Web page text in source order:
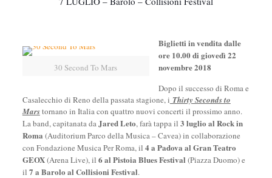
30 Second To Mars
Biglietti in vendita dalle
ore 10.00 di giovedì 22
novembre 2018
Dopo il successo di Roma e
Casalecchio di Reno della passata stagione, i Thirty Seconds to
Marstornano in Italia con quattro nuovi concerti il prossimo anno.
La band, capitanata daJared Leto, farà tappa il 3 luglio al Rock in
Roma (Auditorium Parco della Musica – Cavea) in collaborazione
con Fondazione Musica Per Roma, il 4 a Padova al Gran Teatro
GEOX(Arena Live), il 6 al Pistoia Blues Festival (Piazza Duomo) e
il 7 a Barolo al Collisioni Festival.